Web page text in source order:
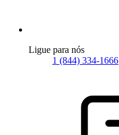
Ligue para nós
1 (844) 334-1666